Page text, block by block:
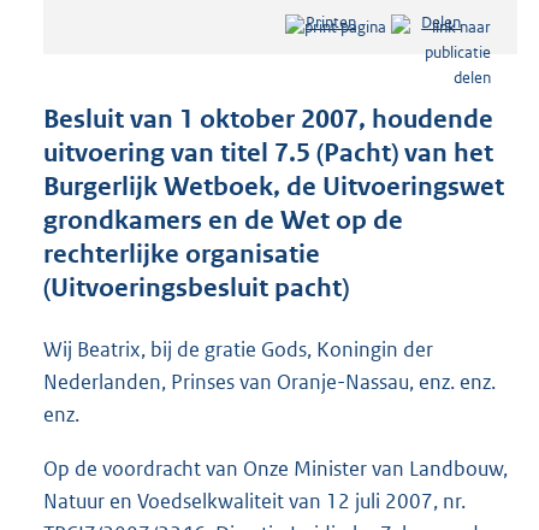
s
n
d
s
g
o
t
:
6
b
Printen Delen
Besluit van 1 oktober 2007, houdende
uitvoering van titel 7.5 (Pacht) van het
Burgerlijk Wetboek, de Uitvoeringswet
grondkamers en de Wet op de
rechterlijke organisatie
(Uitvoeringsbesluit pacht)
Wij Beatrix, bij de gratie Gods, Koningin der
Nederlanden, Prinses van Oranje-Nassau, enz. enz.
enz.
Op de voordracht van Onze Minister van Landbouw,
Natuur en Voedselkwaliteit van 12 juli 2007, nr.